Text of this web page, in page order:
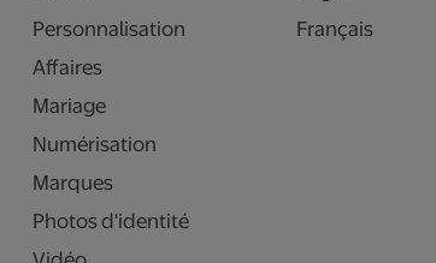
Personnalisation
Affaires
Mariage
Numérisation
Marques
Photos d'identité
Français